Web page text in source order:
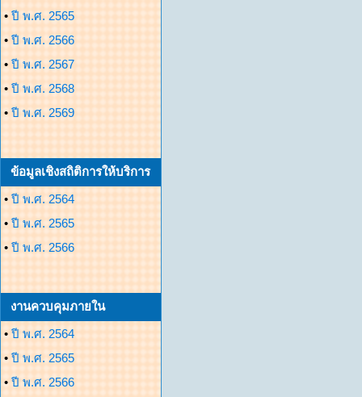
• ปี พ.ศ. 2565
• ปี พ.ศ. 2566
• ปี พ.ศ. 2567
• ปี พ.ศ. 2568
• ปี พ.ศ. 2569
ข้อมูลเชิงสถิติการให้บริการ
• ปี พ.ศ. 2564
• ปี พ.ศ. 2565
• ปี พ.ศ. 2566
งานควบคุมภายใน
• ปี พ.ศ. 2564
• ปี พ.ศ. 2565
• ปี พ.ศ. 2566